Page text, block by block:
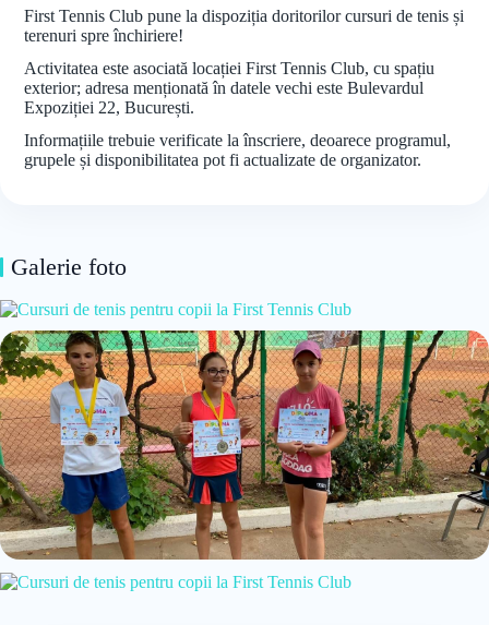
First Tennis Club pune la dispoziția doritorilor cursuri de tenis și
terenuri spre închiriere!
Activitatea este asociată locației First Tennis Club, cu spațiu
exterior; adresa menționată în datele vechi este Bulevardul
Expoziției 22, București.
Informațiile trebuie verificate la înscriere, deoarece programul,
grupele și disponibilitatea pot fi actualizate de organizator.
Galerie foto